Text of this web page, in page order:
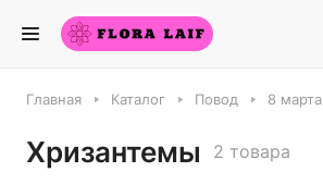
Главная Каталог Повод 8 марта
Хризантемы 2 товара